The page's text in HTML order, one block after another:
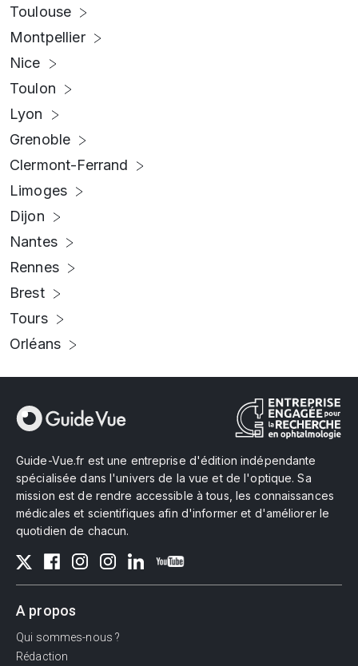
Toulouse
Montpellier
Nice
Toulon
Lyon
Grenoble
Clermont-Ferrand
Limoges
Dijon
Nantes
Rennes
Brest
Tours
Orléans
Guide-Vue.fr est une entreprise d'édition indépendante
spécialisée dans l'univers de la vue et de l'optique. Sa
mission est de rendre accessible à tous, les connaissances
médicales et scientifiques afin d'informer et d'améliorer le
quotidien de chacun.
A propos
Qui sommes-nous ?
Rédaction